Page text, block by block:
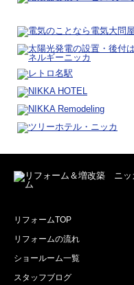
リフォームTOP
リフォームの流れ
ショールーム一覧
スタッフブログ